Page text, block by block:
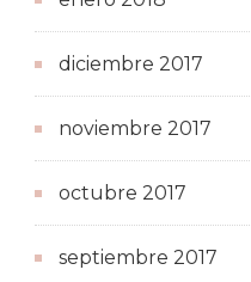
diciembre 2017
noviembre 2017
octubre 2017
septiembre 2017